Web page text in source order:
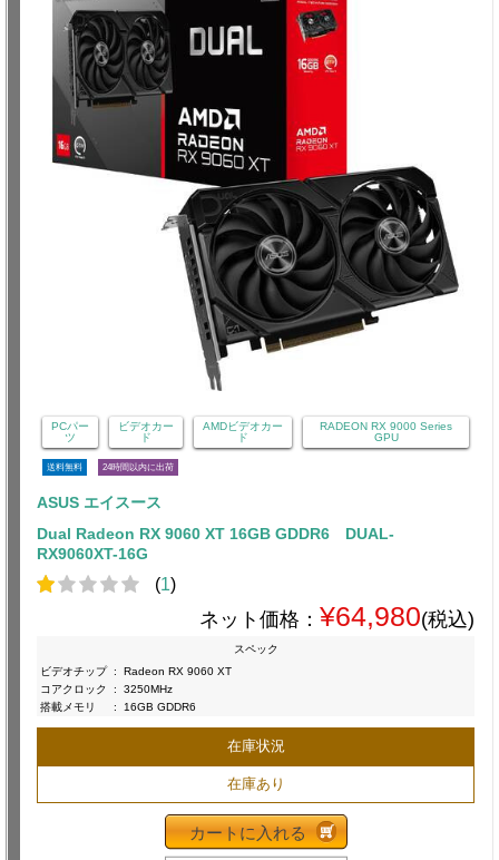
PCパー
ツ
ビデオカー
ド
AMDビデオカー
ド
RADEON RX 9000 Series
GPU
送料無料 24時間以内に出荷
ASUS エイスース
Dual Radeon RX 9060 XT 16GB GDDR6 DUAL-
RX9060XT-16G
(1)
ネット価格： ¥64,980(税込)
スペック
ビデオチップ :
Radeon RX 9060 XT
コアクロック
:
3250MHz
搭載メモリ
: 16GB GDDR6
在庫状況
在庫あり
カートに入れる